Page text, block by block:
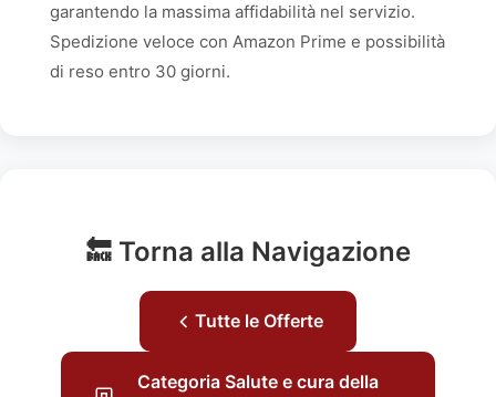
garantendo la massima affidabilità nel servizio.
Spedizione veloce con Amazon Prime e possibilità
di reso entro 30 giorni.
🔙 Torna alla Navigazione
Tutte le Offerte
Categoria Salute e cura della